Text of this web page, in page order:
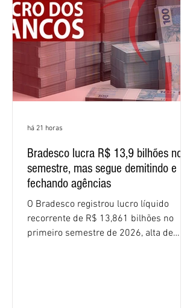
semestre, avanço de 2,1 pontos
percentuais em 12 meses. Apesar dos
resultados expressivos, o banco conti
Bradesco lucra R$ 13,9 bilhões no
semestre, mas segue demitindo e
fechando agências
O Bradesco registrou lucro líquido
recorrente de R$ 13,861 bilhões no
primeiro semestre de 2026, alta de
há 21 horas